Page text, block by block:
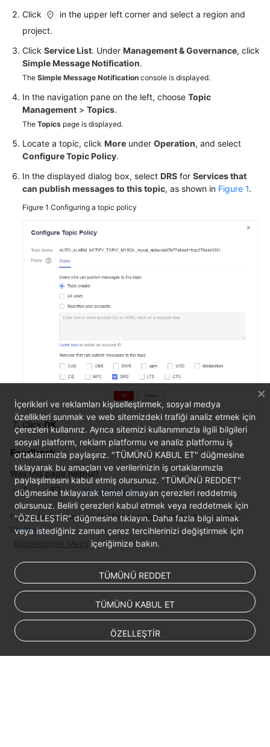
Best
Practices
Security
White
Paper
API
Reference
SDK
Reference
FAQs
Videos
Documents
Reference
Responsibilities
Service
Level
Agreement
White
Papers
Endpoints
Click
in the upper left corner and select a region and
project.
Click Service List. Under Management & Governance, click
Simple Message Notification.
The Simple Message Notification console is displayed.
In the navigation pane on the left, choose Topic
Management > Topics.
The Topics page is displayed.
Locate a topic, click More under Operation, and select
Configure Topic Policy.
In the displayed dialog box, select DRS for Services that
can publish messages to this topic, as shown in Figure 1.
Figure 1 Configuring a topic policy
Click OK
Feedback
Was this page helpful?
Provide feedback
For any further questions, feel free to contact us through the chatbot.
Chatbot
İçerikleri ve reklamları kişiselleştirmek, sosyal medya
özellikleri sunmak ve web sitemizdeki trafiği analiz etmek için
çerezleri kullanırız. Ayrıca sitemizi kullanımınızla ilgili bilgileri
sosyal platform, reklam platformu ve analiz platformu iş
ortaklarımızla paylaşırız. "TÜMÜNÜ KABUL ET" düğmesine
tıklayarak bu amaçları ve verilerinizin iş ortaklarımızla
paylaşılmasını kabul etmiş olursunuz. "TÜMÜNÜ REDDET"
düğmesine tıklayarak temel olmayan çerezleri reddetmiş
olursunuz. Belirli çerezleri kabul etmek veya reddetmek için
"ÖZELLEŞTİR" düğmesine tıklayın. Daha fazla bilgi almak
veya istediğiniz zaman çerez tercihlerinizi değiştirmek için
Bilgilendirme Metni içeriğimize bakın.
TÜMÜNÜ REDDET
TÜMÜNÜ KABUL ET
ÖZELLEŞTİR